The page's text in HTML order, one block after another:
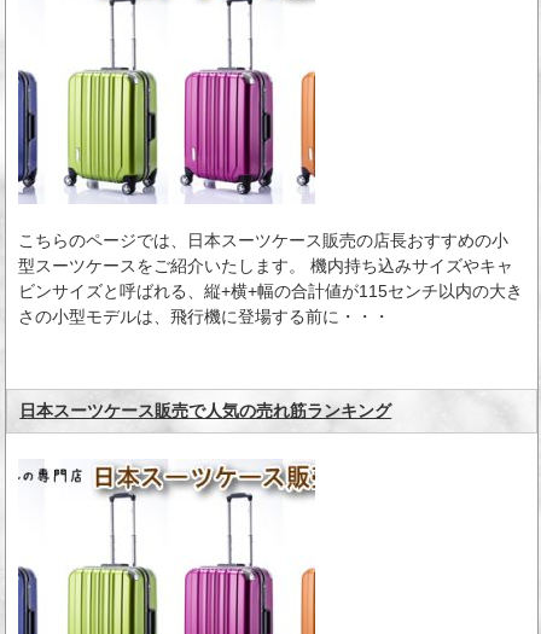
こちらのページでは、日本スーツケース販売の店長おすすめの小
型スーツケースをご紹介いたします。 機内持ち込みサイズやキャ
ビンサイズと呼ばれる、縦+横+幅の合計値が115センチ以内の大き
さの小型モデルは、飛行機に登場する前に・・・
日本スーツケース販売で人気の売れ筋ランキング